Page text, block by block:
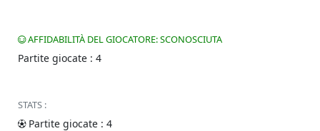
AFFIDABILITÀ DEL GIOCATORE: SCONOSCIUTA
Partite giocate : 4
STATS :
Partite giocate : 4